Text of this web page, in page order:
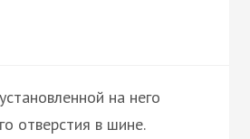
на него
отверстия в шине.